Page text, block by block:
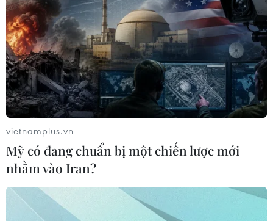
vietnamplus.vn
Mỹ có đang chuẩn bị một chiến lược mới
nhằm vào Iran?